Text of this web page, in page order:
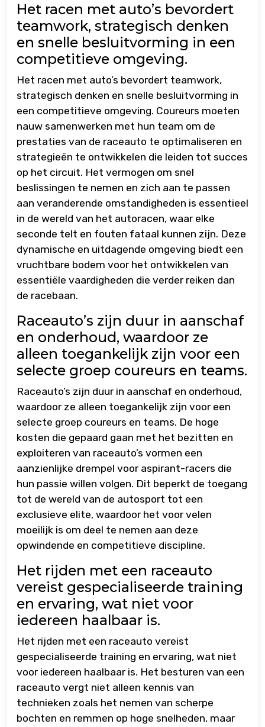
Het racen met auto’s bevordert
teamwork, strategisch denken
en snelle besluitvorming in een
competitieve omgeving.
Het racen met auto’s bevordert teamwork,
strategisch denken en snelle besluitvorming in
een competitieve omgeving. Coureurs moeten
nauw samenwerken met hun team om de
prestaties van de raceauto te optimaliseren en
strategieën te ontwikkelen die leiden tot succes
op het circuit. Het vermogen om snel
beslissingen te nemen en zich aan te passen
aan veranderende omstandigheden is essentieel
in de wereld van het autoracen, waar elke
seconde telt en fouten fataal kunnen zijn. Deze
dynamische en uitdagende omgeving biedt een
vruchtbare bodem voor het ontwikkelen van
essentiële vaardigheden die verder reiken dan
de racebaan.
Raceauto’s zijn duur in aanschaf
en onderhoud, waardoor ze
alleen toegankelijk zijn voor een
selecte groep coureurs en teams.
Raceauto’s zijn duur in aanschaf en onderhoud,
waardoor ze alleen toegankelijk zijn voor een
selecte groep coureurs en teams. De hoge
kosten die gepaard gaan met het bezitten en
exploiteren van raceauto’s vormen een
aanzienlijke drempel voor aspirant-racers die
hun passie willen volgen. Dit beperkt de toegang
tot de wereld van de autosport tot een
exclusieve elite, waardoor het voor velen
moeilijk is om deel te nemen aan deze
opwindende en competitieve discipline.
Het rijden met een raceauto
vereist gespecialiseerde training
en ervaring, wat niet voor
iedereen haalbaar is.
Het rijden met een raceauto vereist
gespecialiseerde training en ervaring, wat niet
voor iedereen haalbaar is. Het besturen van een
raceauto vergt niet alleen kennis van
technieken zoals het nemen van scherpe
bochten en remmen op hoge snelheden, maar